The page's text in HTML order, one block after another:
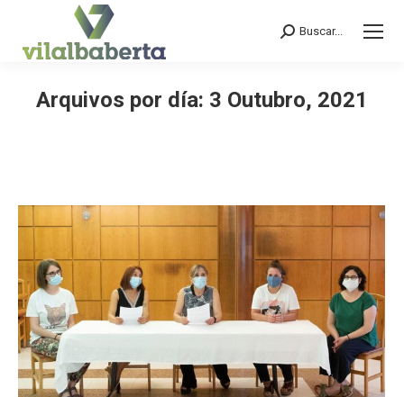
Search:
Buscar...
Arquivos por día: 3 Outubro, 2021